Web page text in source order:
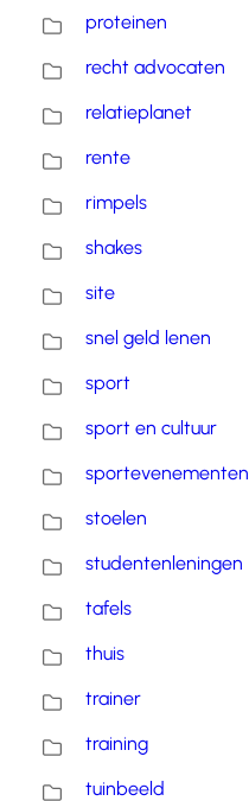
proteinen
recht advocaten
relatieplanet
rente
rimpels
shakes
site
snel geld lenen
sport
sport en cultuur
sportevenementen
stoelen
studentenleningen
tafels
thuis
trainer
training
tuinbeeld